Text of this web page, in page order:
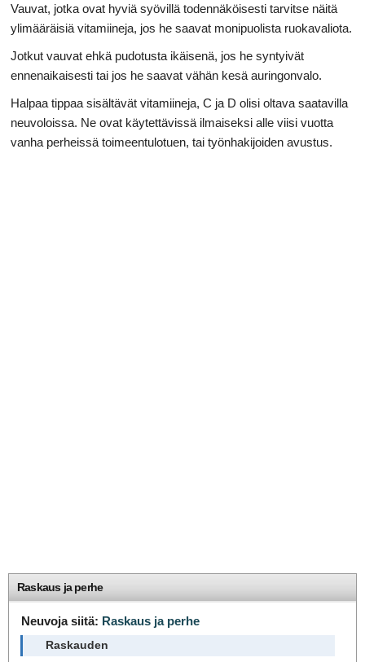
Vauvat, jotka ovat hyviä syövillä todennäköisesti tarvitse näitä
ylimääräisiä vitamiineja, jos he saavat monipuolista ruokavaliota.
Jotkut vauvat ehkä pudotusta ikäisenä, jos he syntyivät
ennenaikaisesti tai jos he saavat vähän kesä auringonvalo.
Halpaa tippaa sisältävät vitamiineja, C ja D olisi oltava saatavilla
neuvoloissa. Ne ovat käytettävissä ilmaiseksi alle viisi vuotta
vanha perheissä toimeentulotuen, tai työnhakijoiden avustus.
Raskaus ja perhe
Neuvoja siitä: Raskaus ja perhe
Raskauden